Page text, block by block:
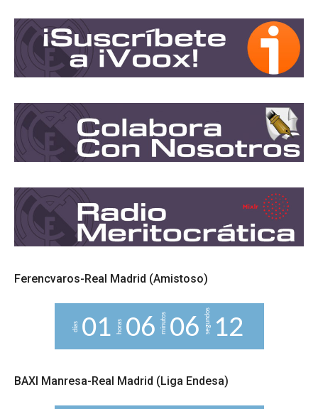
Ferencvaros-Real Madrid (Amistoso)
días 01 horas 06 minutos 06 segundos 11
2
BAXI Manresa-Real Madrid (Liga Endesa)